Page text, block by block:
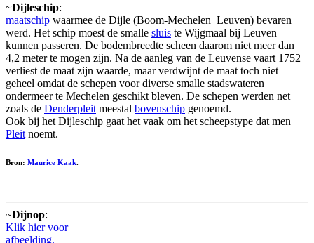
~Dijleschip:
maatschip waarmee de Dijle (Boom-Mechelen_Leuven) bevaren
werd. Het schip moest de smalle sluis te Wijgmaal bij Leuven
kunnen passeren. De bodembreedte scheen daarom niet meer dan
4,2 meter te mogen zijn. Na de aanleg van de Leuvense vaart 1752
verliest de maat zijn waarde, maar verdwijnt de maat toch niet
geheel omdat de schepen voor diverse smalle stadswateren
ondermeer te Mechelen geschikt bleven. De schepen werden net
zoals de Denderpleit meestal bovenschip genoemd.
Ook bij het Dijleschip gaat het vaak om het scheepstype dat men
Pleit noemt.
Bron: Maurice Kaak.
~Dijnop:
Klik hier voor
afbeelding.